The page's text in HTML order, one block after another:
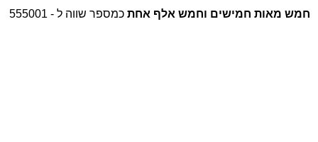
חמש מאות חמישים וחמש אלף אחת כמספר שווה ל - 555001